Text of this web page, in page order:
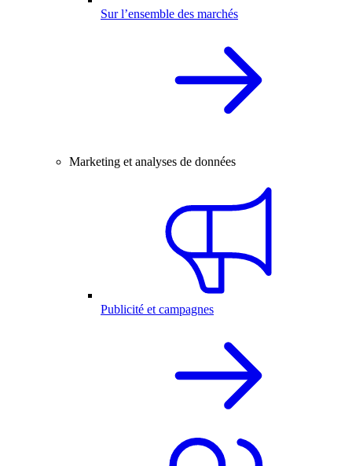
Sur l’ensemble des marchés
Marketing et analyses de données
Publicité et campagnes